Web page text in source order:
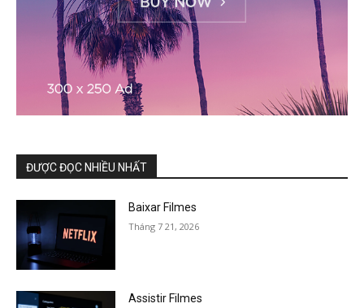
ĐƯỢC ĐỌC NHIỀU NHẤT
Baixar Filmes
Tháng 7 21, 2026
Assistir Filmes